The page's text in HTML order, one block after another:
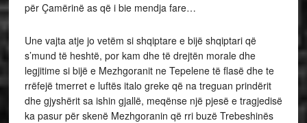
për Çamërinë as që i bie mendja fare…
Une vajta atje jo vetëm si shqiptare e bijë shqiptari që
s’mund të heshtë, por kam dhe të drejtën morale dhe
legjitime si bijë e Mezhgoranit ne Tepelene të flasë dhe te
rrëfejë tmerret e luftës italo greke që na treguan prindërit
dhe gjyshërit sa ishin gjallë, meqënse një pjesë e tragjedisë
ka pasur për skenë Mezhgoranin që rri buzë Trebeshinës